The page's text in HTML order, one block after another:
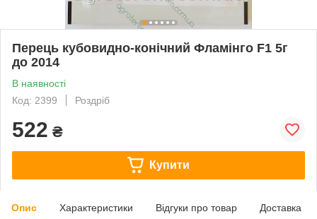
Перець кубовидно-конічний Фламінго F1 5г
до 2014
В наявності
Код: 2399
Роздріб
522 ₴
Купити
Опис Характеристики Відгуки про товар Доставка